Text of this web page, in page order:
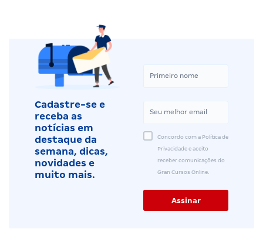
Cadastre-se e
receba as
notícias em
destaque da
semana, dicas,
novidades e
muito mais.
Concordo com a Política de
Privacidade e aceito
receber comunicações do
Gran Cursos Online.